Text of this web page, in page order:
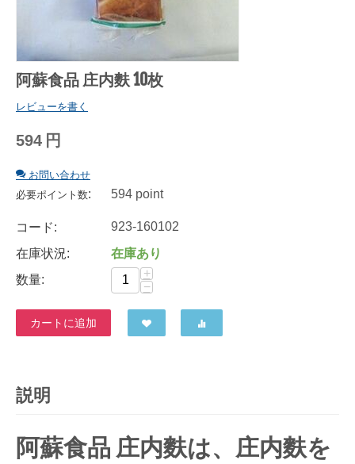
阿蘇食品 庄内麩 10枚
レビューを書く
594 円
お問い合わせ
必要ポイント数: 594 point
コード:
923-160102
在庫状況:
在庫あり
数量:
+
−
カートに追加
説明
阿蘇食品 庄内麩は、庄内麩を